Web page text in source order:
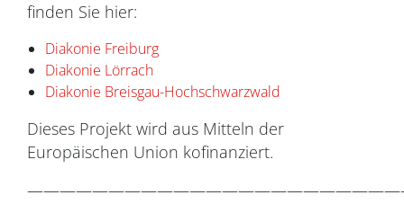
finden Sie hier:
Diakonie Freiburg
Diakonie Lörrach
Diakonie Breisgau-Hochschwarzwald
Dieses Projekt wird aus Mitteln der
Europäischen Union kofinanziert.